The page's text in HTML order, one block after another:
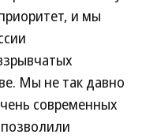
и мы
Мы не так давно
современных